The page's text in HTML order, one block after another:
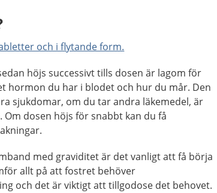
och i flytande form.
höjs successivt tills dosen är lagom för
hormon du har i blodet och hur du mår. Den
sjukdomar, om du tar andra läkemedel, är
dosen höjs för snabbt kan du få
med graviditet är det vanligt att få börja
allt på att fostret behöver
och det är viktigt att tillgodose det behovet.